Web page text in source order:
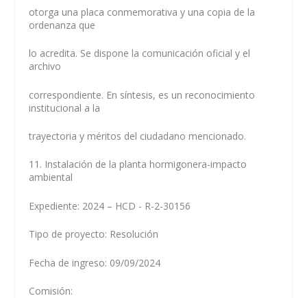
otorga una placa conmemorativa y una copia de la
ordenanza que
lo acredita. Se dispone la comunicación oficial y el
archivo
correspondiente. En síntesis, es un reconocimiento
institucional a la
trayectoria y méritos del ciudadano mencionado.
11. Instalación de la planta hormigonera-impacto
ambiental
Expediente: 2024 – HCD - R-2-30156
Tipo de proyecto: Resolución
Fecha de ingreso: 09/09/2024
Comisión: